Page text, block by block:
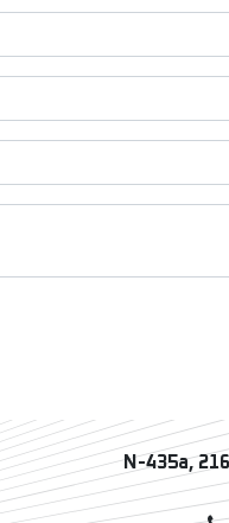
N-435a,